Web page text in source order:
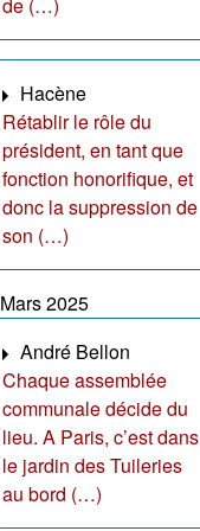
Hacène
Rétablir le rôle du
président, en tant que
fonction honorifique, et
donc la suppression de
son (…)
Mars 2025
André Bellon
Chaque assemblée
communale décide du
lieu. A Paris, c’est dans
le jardin des Tuileries
au bord (…)